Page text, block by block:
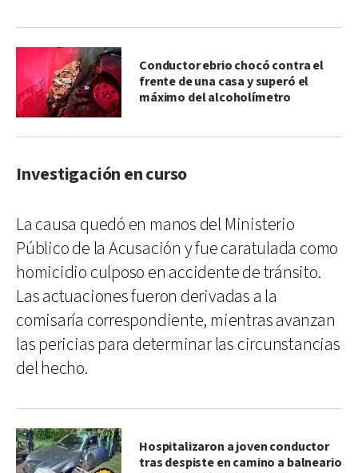
Conductor ebrio chocó contra el
frente de una casa y superó el
máximo del alcoholímetro
Investigación en curso
La causa quedó en manos del Ministerio
Público de la Acusación y fue caratulada como
homicidio culposo en accidente de tránsito.
Las actuaciones fueron derivadas a la
comisaría correspondiente, mientras avanzan
las pericias para determinar las circunstancias
del hecho.
Hospitalizaron a joven conductor
tras despiste en camino a balneario